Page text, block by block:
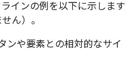
インの例を以下に示します
ん）。
ンや要素との相対的なサイ